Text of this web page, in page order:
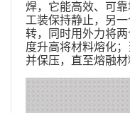
焊，它能高效、可
工装保持静止，另
转，同时用外力将
度升高将材料熔化
并保压，直至熔融材